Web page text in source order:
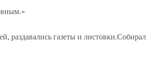
раздавались газеты и